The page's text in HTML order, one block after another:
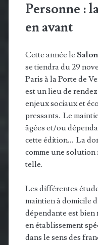
Personne :
en avant
Cette année le
se tiendra du 29
Paris à la Porte de
est un lieu de
enjeux sociaux et
pressants. Le
âgées et/ou
cette édition… La
comme une solution
telle.
Les différentes
maintien à domicile
dépendante est bien
en établissement
dans le sens des